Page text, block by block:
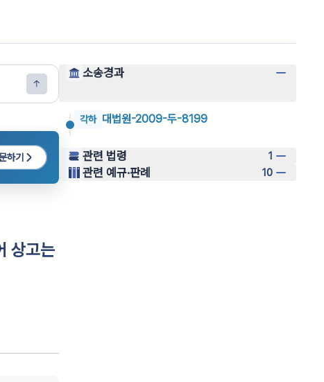
하기
상고는
소송경과
각하 대법원-2009-두-8199
관련 법령 1
관련 예규·판례 10